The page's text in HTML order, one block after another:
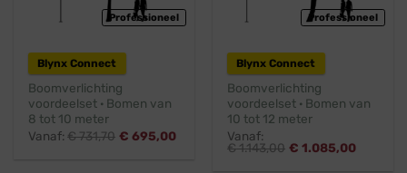
Professioneel
Blynx Connect
Boomverlichting
voordeelset · Bomen van
8 tot 10 meter
Vanaf:€731,70 € 695,00
Professioneel
Blynx Connect
Boomverlichting
voordeelset · Bomen van
10 tot 12 meter
Vanaf:
€1.143,00 € 1.085,00